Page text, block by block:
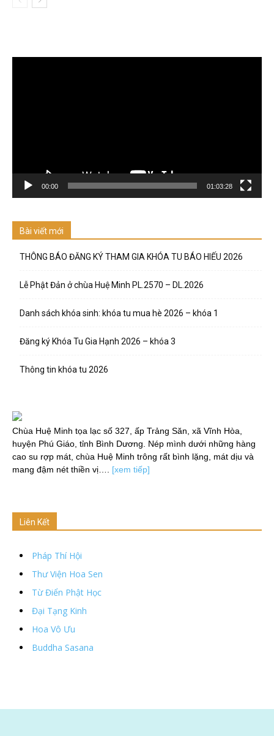
00:00 01:03:28
Bài viết mới
THÔNG BÁO ĐĂNG KÝ THAM GIA KHÓA TU BÁO HIẾU 2026
Lễ Phật Đản ở chùa Huệ Minh PL.2570 – DL.2026
Danh sách khóa sinh: khóa tu mua hè 2026 – khóa 1
Đăng ký Khóa Tu Gia Hạnh 2026 – khóa 3
Thông tin khóa tu 2026
Chùa Huệ Minh tọa lạc số 327, ấp Trảng Săn, xã Vĩnh Hòa,
huyện Phú Giáo, tỉnh Bình Dương. Nép mình dưới những hàng
cao su rợp mát, chùa Huệ Minh trông rất bình lặng, mát dịu và
mang đậm nét thiền vị…. [xem tiếp]
Liên Kết
Pháp Thí Hội
Thư Viện Hoa Sen
Từ Điển Phật Học
Đại Tạng Kinh
Hoa Vô Ưu
Buddha Sasana